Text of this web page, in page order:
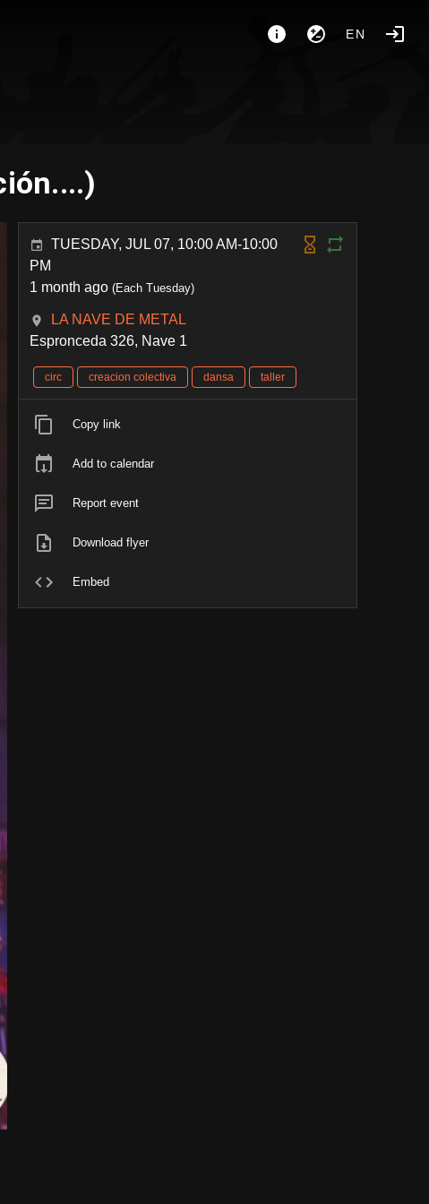
EN
TUESDAY, JUL 07, 10:00 AM-10:00
PM
1 month ago (Each Tuesday)
LA NAVE DE METAL
Espronceda 326, Nave 1
circ creacion colectiva dansa taller
Copy link
Add to calendar
Report event
Download flyer
Embed